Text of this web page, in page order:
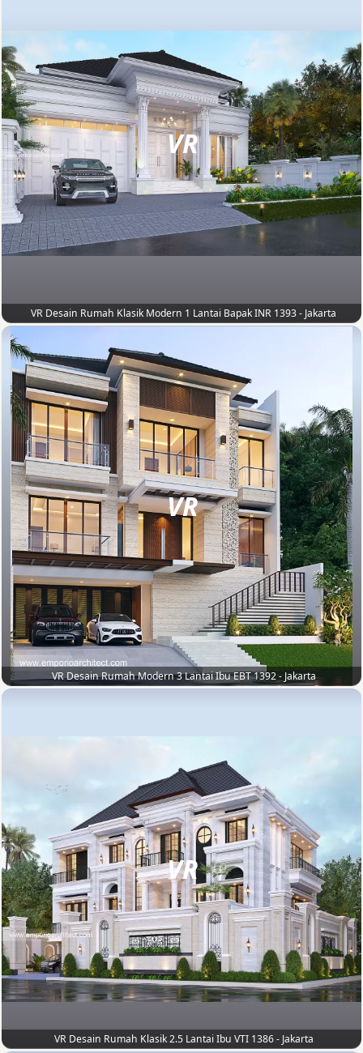
VR
VR Desain Rumah Klasik Modern 1 Lantai Bapak INR 1393 - Jakarta
VR
VR Desain Rumah Modern 3 Lantai Ibu EBT 1392 - Jakarta
VR
VR Desain Rumah Klasik 2.5 Lantai Ibu VTI 1386 - Jakarta